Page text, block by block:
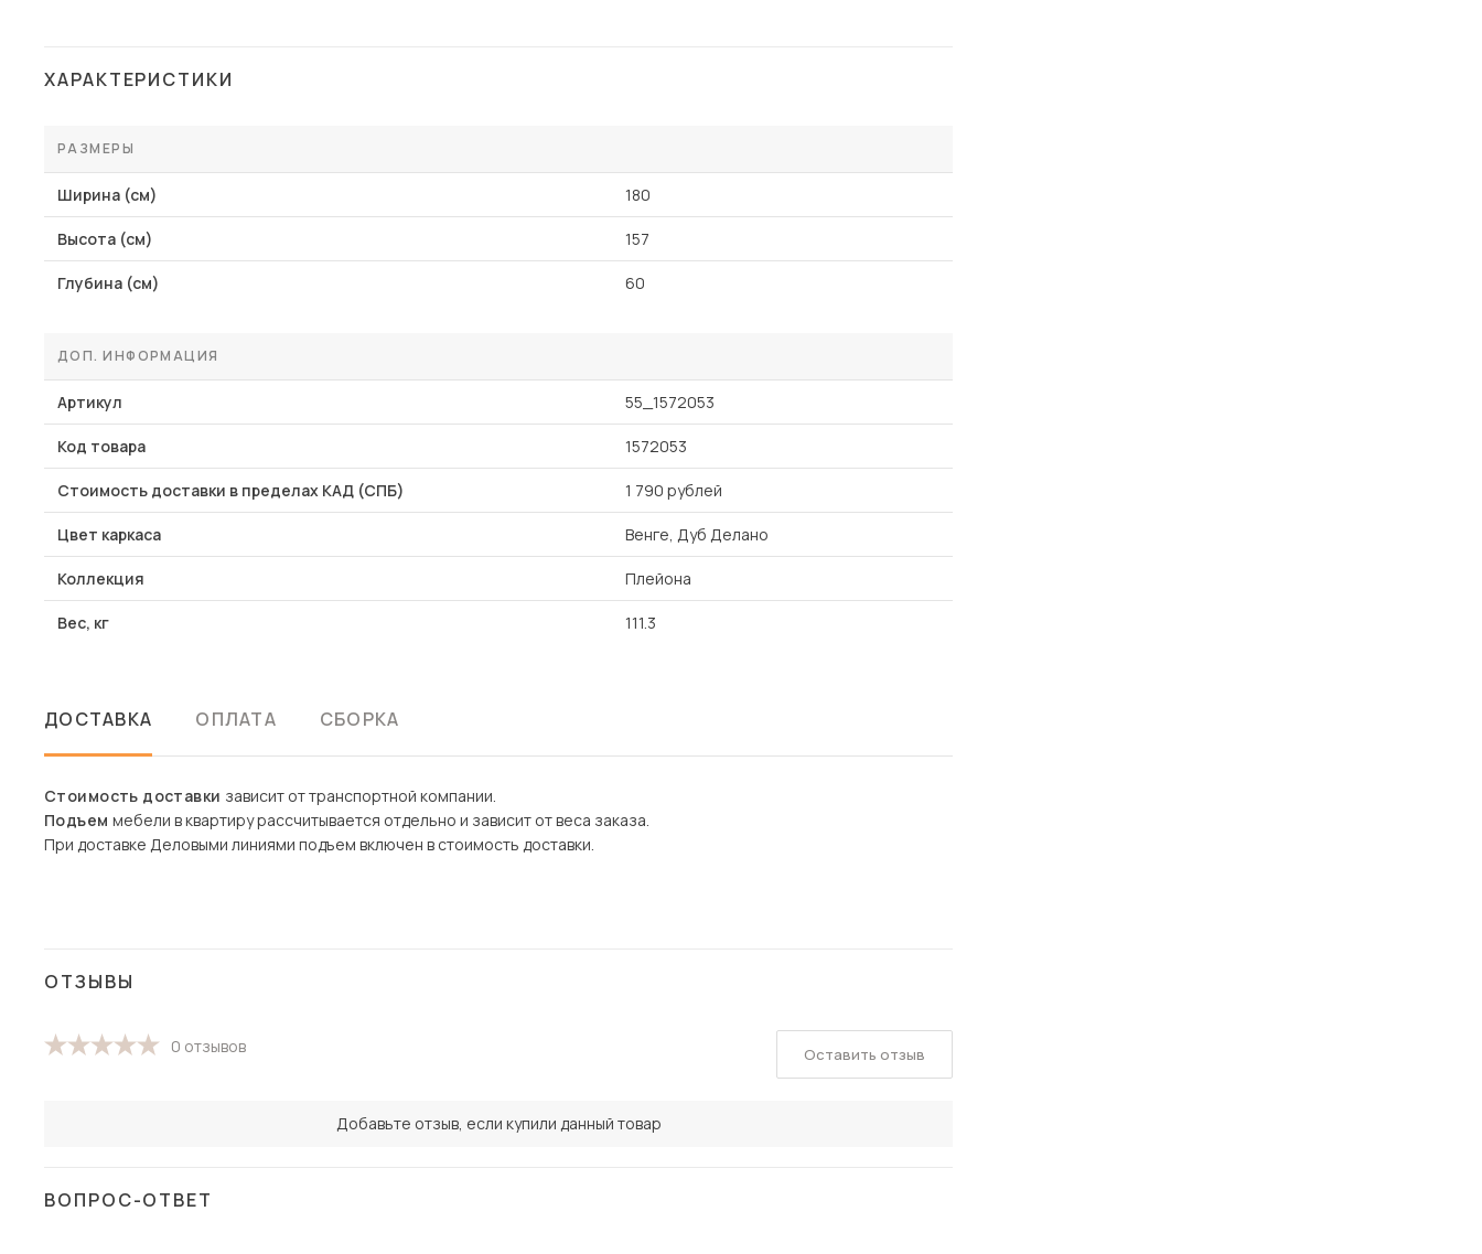
ХАРАКТЕРИСТИКИ
РАЗМЕРЫ
Ширина (см) 180
Высота (см) 157
Глубина (см) 60
ДОП. ИНФОРМАЦИЯ
Артикул 55_1572053
Код товара 1572053
Стоимость доставки в пределах КАД (СПБ) 1 790 рублей
Цвет каркаса Венге, Дуб Делано
Коллекция Плейона
Вес, кг 111.3
ДОСТАВКА ОПЛАТА СБОРКА
Стоимость доставки зависит от транспортной компании.
Подъем мебели в квартиру рассчитывается отдельно и зависит от веса заказа.
При доставке Деловыми линиями подъем включен в стоимость доставки.
ОТЗЫВЫ
0 отзывов
Добавьте отзыв, если купили данный товар
Оставить отзыв
ВОПРОС-ОТВЕТ